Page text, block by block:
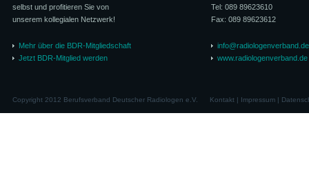
selbst und profitieren Sie von
unserem kollegialen Netzwerk!
Mehr über die BDR-Mitgliedschaft
Jetzt BDR-Mitglied werden
Tel: 089 89623610
Fax: 089 89623612
info@radiologenverband.de
www.radiologenverband.de
Copyright 2012 Berufsverband Deutscher Radiologen e.V. Kontakt| Impressum|